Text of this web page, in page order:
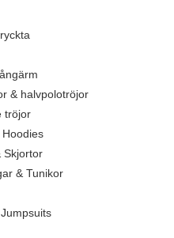
& halvpolotröjor
tröjor
Hoodies
Skjortor
& Tunikor